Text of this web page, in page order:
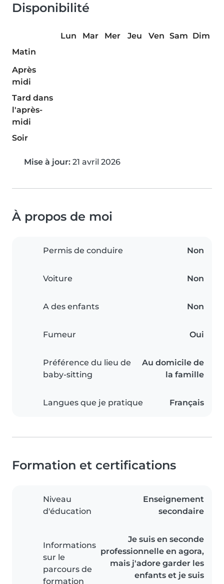
Disponibilité
Lun Mar Mer Jeu Ven Sam Dim
Matin
Après
midi
Tard dans
l'après-
midi
Soir
Mise à jour: 21 avril 2026
À propos de moi
Permis de conduire Non
Voiture Non
A des enfants Non
Fumeur Oui
Préférence du lieu de
baby-sitting
Au domicile de
la famille
Langues que je pratique Français
Formation et certifications
Niveau
d'éducation
Enseignement
secondaire
Informations
sur le
parcours de
formation
Je suis en seconde
professionnelle en agora,
mais j'adore garder les
enfants et je suis